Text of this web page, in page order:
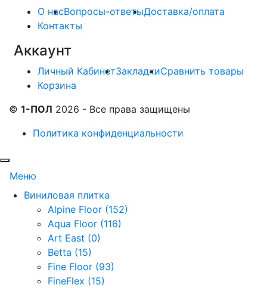
О насВопросы-ответыДоставка/оплата
Контакты
Аккаунт
Личный КабинетЗакладкиСравнить товары
Корзина
© 1-ПОЛ 2026 - Все права защищены
Политика конфиденциальности
Меню
Виниловая плитка
Alpine Floor (152)
Aqua Floor (116)
Art East (0)
Betta (15)
Fine Floor (93)
FineFlex (15)